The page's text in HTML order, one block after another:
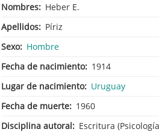
Nombres
Heber E.
Apellidos
Píriz
Sexo
Hombre
Fecha de nacimiento
1914
Lugar de nacimiento
Uruguay
Fecha de muerte
1960
Disciplina autoral
Escritura